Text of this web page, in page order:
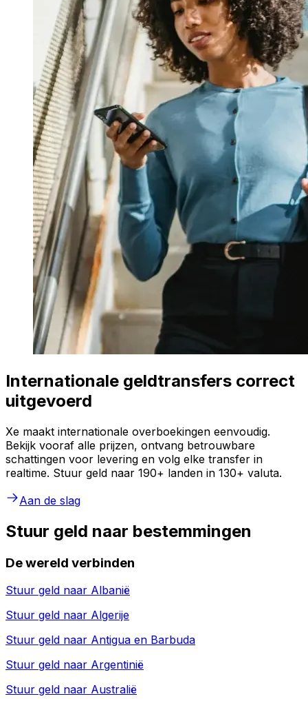
Internationale geldtransfers correct
uitgevoerd
Xe maakt internationale overboekingen eenvoudig.
Bekijk vooraf alle prijzen, ontvang betrouwbare
schattingen voor levering en volg elke transfer in
realtime. Stuur geld naar 190+ landen in 130+ valuta.
Aan de slag
Stuur geld naar bestemmingen
De wereld verbinden
Stuur geld naar Albanië
Stuur geld naar Algerije
Stuur geld naar Antigua en Barbuda
Stuur geld naar Argentinië
Stuur geld naar Australië